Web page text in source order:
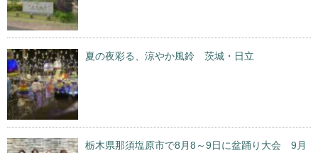
夏の夜彩る、涼やか風鈴 茨城・日立
栃木県那須塩原市で8月8～9日に盆踊り大会 9月